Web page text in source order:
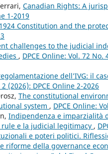
Canadian Rights: A
1-2019
Constitution and the
challenges to the judicial
, DPCE Online: Vol. 72 No.
dell’IVG: il
(2026): DPCE Online 2-2026
The constitutional
system , DPCE Online:
Indipendenza e imparzialità
e la judicial legitimacy ,
e poteri politici.
riforme della governance